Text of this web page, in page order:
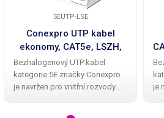
5EUTP-LSE
Conexpro UTP kabel
ekonomy, CAT5e, LSZH,
24 AWG, 305m, bílý
Bezhalogenový UTP kabel
kategorie 5E značky Conexpro
je navržen pro vnitřní rozvody
je